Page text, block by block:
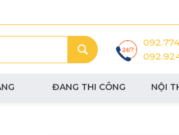
ĐANG THI CÔNG NỘI